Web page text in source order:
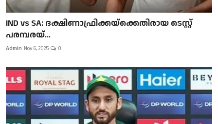
IND vs SA: ദക്ഷിണാഫ്രിക്കയ്‌ക്കെതിരായ ടെസ്റ്റ്
പരമ്പരയ്...
Admin Nov 6, 2025 0